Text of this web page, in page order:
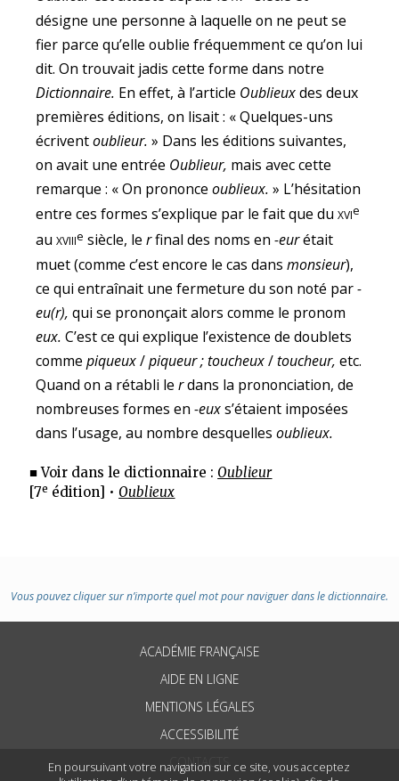
En poursuivant votre navigation sur ce site, vous acceptez
désigne une personne à laquelle on ne peut se
fier parce qu’elle oublie fréquemment ce qu’on lui
dit. On trouvait jadis cette forme dans notre
Dictionnaire. En effet, à l’article Oublieuxdes deux
premières éditions, on lisait : « Quelques-uns
écriventoublieur. » Dans les éditions suivantes,
on avait une entrée Oublieur, mais avec cette
remarque : « On prononce oublieux. » L’hésitation
entre ces formes s’explique par le fait que du xvie
au xviiie siècle, le rfinal des noms en -eurétait
muet (comme c’est encore le cas dans monsieur),
ce qui entraînait une fermeture du son noté par-
eu(r), qui se prononçait alors comme le pronom
eux. C’est ce qui explique l’existence de doublets
comme piqueux/piqueur ; toucheux/toucheur, etc.
Quand on a rétabli le rdans la prononciation, de
nombreuses formes en -euxs’étaient imposées
dans l’usage, au nombre desquelles oublieux.
■ Voir dans le dictionnaire : Oublieur
[7e édition] • Oublieux
Vous pouvez cliquer sur n’importe quel mot pour naviguer dans le dictionnaire.
ACADÉMIE FRANÇAISE
AIDE EN LIGNE
MENTIONS LÉGALES
ACCESSIBILITÉ
CONTACTS